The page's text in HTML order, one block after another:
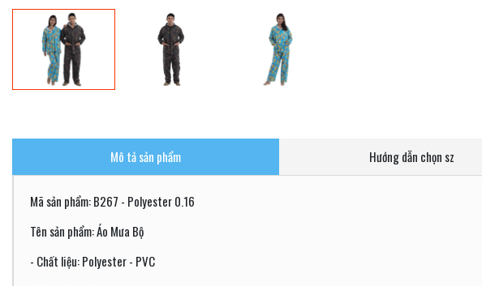
Mô tả sản phẩm Hướng dẫn chọn sz
Mã sản phẩm: B267 - Polyester 0.16
Tên sản phẩm: Áo Mưa Bộ
- Chất liệu: Polyester - PVC